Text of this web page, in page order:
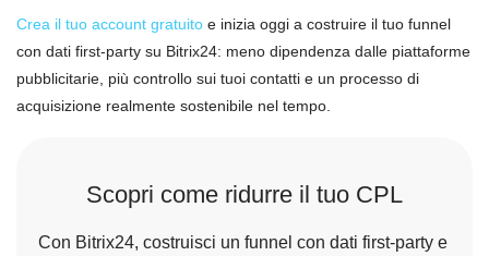
Crea il tuo account gratuito e inizia oggi a costruire il tuo funnel
con dati first-party su Bitrix24: meno dipendenza dalle piattaforme
pubblicitarie, più controllo sui tuoi contatti e un processo di
acquisizione realmente sostenibile nel tempo.
Scopri come ridurre il tuo CPL
Con Bitrix24, costruisci un funnel con dati first-party e